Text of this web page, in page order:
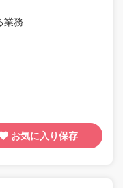
業務
お気に入り保存